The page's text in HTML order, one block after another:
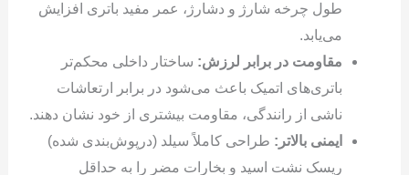
طول چرخه شارژ و دشارژ، عمر مفید باتری افزایش
می‌یابد.
مقاومت در برابر لرزش: ساختار داخلی محکم‌تر
باتری‌های اتمیک باعث می‌شود در برابر ارتعاشات
ناشی از رانندگی، مقاومت بیشتری از خود نشان دهند.
ایمنی بالاتر: طراحی کاملاً سیلد (درپوش‌بندی شده)
ریسک نشت اسید و بخارات مضر را به حداقل